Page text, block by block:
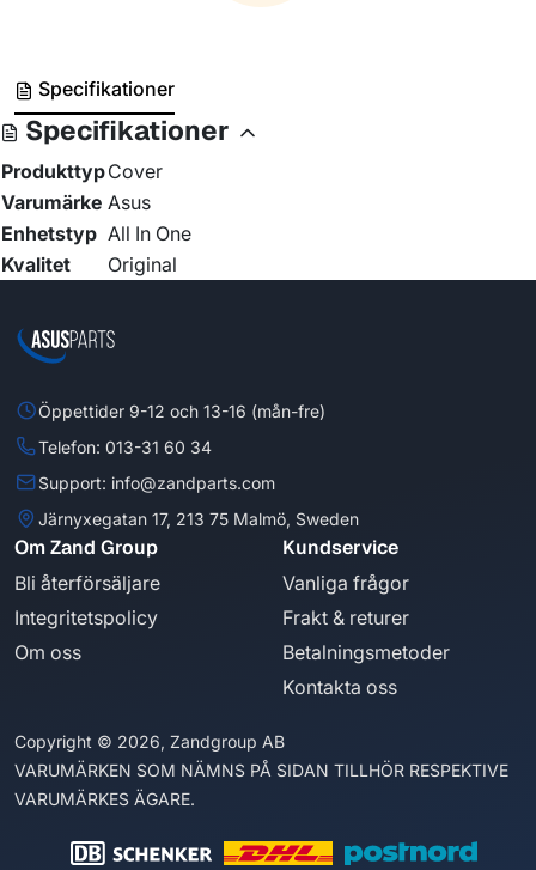
Specifikationer
Specifikationer
ProdukttypCover
Varumärke Asus
Enhetstyp All In One
Kvalitet
Original
Öppettider 9-12 och 13-16 (mån-fre)
Telefon: 013-31 60 34
Support: info@zandparts.com
Järnyxegatan 17, 213 75 Malmö, Sweden
Om Zand Group
Bli återförsäljare
Integritetspolicy
Om oss
Kundservice
Vanliga frågor
Frakt & returer
Betalningsmetoder
Kontakta oss
Copyright © 2026, Zandgroup AB
VARUMÄRKEN SOM NÄMNS PÅ SIDAN TILLHÖR RESPEKTIVE
VARUMÄRKES ÄGARE.